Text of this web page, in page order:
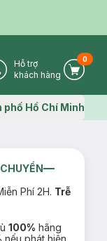
IconPhone Icon
Hỗ trợ
khách hàng
Cart
0
phố Hồ Chí Minh
Phí 2H. Trễ
100% hãng
nếu phát hiện